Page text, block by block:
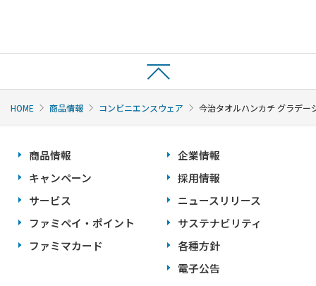
HOME 商品情報 コンビニエンスウェア 今治タオルハンカチ グラデー
商品情報
キャンペーン
サービス
ファミペイ・ポイント
ファミマカード
企業情報
採用情報
ニュースリリース
サステナビリティ
各種方針
電子公告